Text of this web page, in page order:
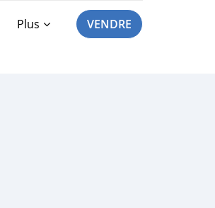
Plus VENDRE